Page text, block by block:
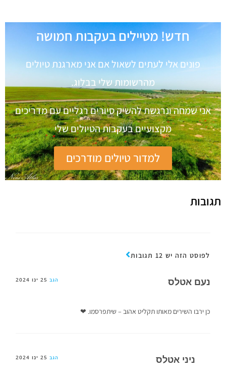
חדש! מטיילים בעקבות חמושה
פונים אלי לעתים לשאול אם אני מארגנת טיולים
מהרשומות שלי בבלוג.
אני שמחה ונרגשת להשיק סיורים רגליים עם מדריכים
מקצועיים בעקבות הטיולים שלי
למדור טיולים מודרכים
תגובות
לפוסט הזה יש 12 תגובות
נעם אטלס הגב 25 ינו 2024
כן ירבו השירים מאותו תקליט אהוב – שיתפרסמו. ❤
ניני אטלס הגב 25 ינו 2024